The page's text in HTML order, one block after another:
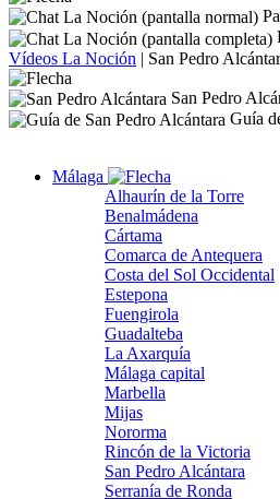
Vídeos La Noción | San Pedro
San Pedro
Guía
Málaga
Alhaurín de la Torre
Benalmádena
Cártama
Comarca de Antequera
Costa del Sol Occidental
Estepona
Fuengirola
Guadalteba
La Axarquía
Málaga capital
Marbella
Mijas
Nororma
Rincón de la Victoria
San Pedro Alcántara
Serranía de Ronda